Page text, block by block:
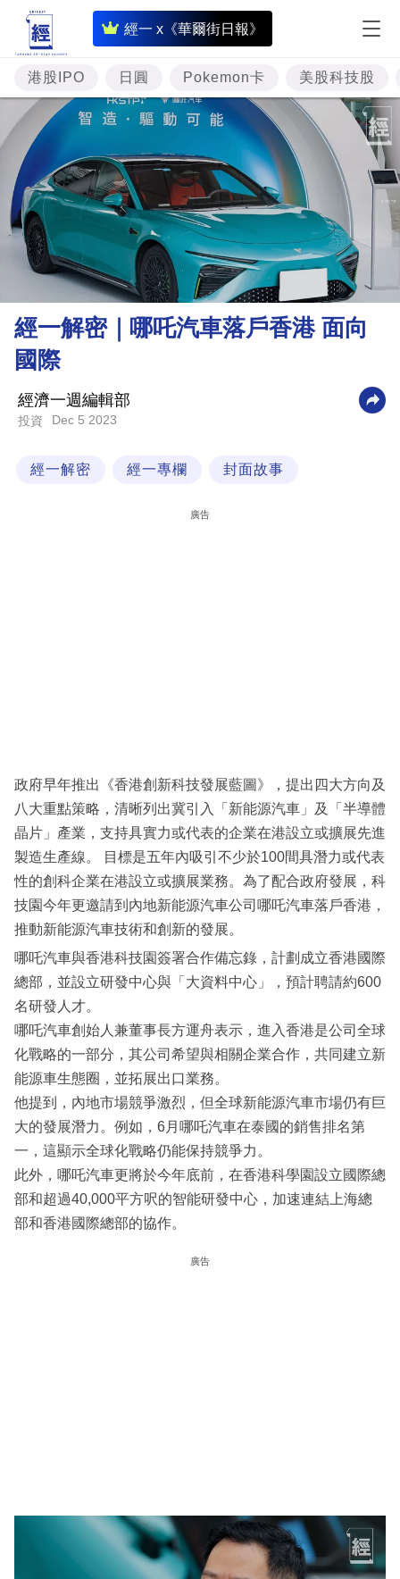
經一 x《華爾街日報》
即
時
財
經
專
題
投
資
樓
市
理
業
科
區
港股IPO 日圓 Pokemon卡 美股科技股
經一解密｜哪吒汽車落戶香港 面向
國際
經濟一週編輯部
投資 Dec 5 2023
經一解密 經一專欄 封面故事
廣告
政府早年推出《香港創新科技發展藍圖》，提出四大方向及
八大重點策略，清晰列出冀引入「新能源汽車」及「半導體
晶片」產業，支持具實力或代表的企業在港設立或擴展先進
製造生產線。 目標是五年內吸引不少於100間具潛力或代表
性的創科企業在港設立或擴展業務。為了配合政府發展，科
技園今年更邀請到內地新能源汽車公司哪吒汽車落戶香港，
推動新能源汽車技術和創新的發展。
哪吒汽車與香港科技園簽署合作備忘錄，計劃成立香港國際
總部，並設立研發中心與「大資料中心」，預計聘請約600
名研發人才。
哪吒汽車創始人兼董事長方運舟表示，進入香港是公司全球
化戰略的一部分，其公司希望與相關企業合作，共同建立新
能源車生態圈，並拓展出口業務。
他提到，內地市場競爭激烈，但全球新能源汽車市場仍有巨
大的發展潛力。例如，6月哪吒汽車在泰國的銷售排名第
一，這顯示全球化戰略仍能保持競爭力。
此外，哪吒汽車更將於今年底前，在香港科學園設立國際總
部和超過40,000平方呎的智能研發中心，加速連結上海總
部和香港國際總部的協作。
廣告